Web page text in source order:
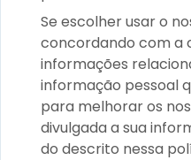
Se escolher usar o
concordando com a
informações
informação pessoal
para melhorar os
divulgada a sua
do descrito nessa